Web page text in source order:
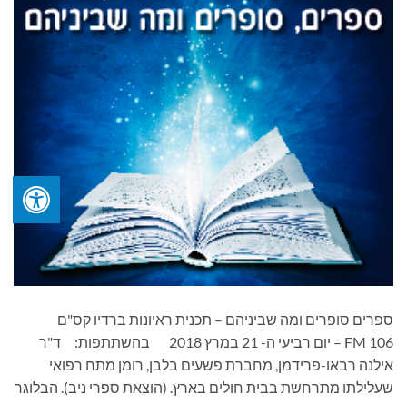
ספרים סופרים ומה שביניהם – תכנית ראיונות ברדיו קס"ם
106 FM – יום רביעי ה- 21 במרץ 2018 בהשתתפות: ד"ר
אילנה רבאו-פרידמן, מחברת פשעים בלבן, רומן מתח רפואי
שעלילתו מתרחשת בבית חולים בארץ. (הוצאת ספרי ניב). הבלוגר